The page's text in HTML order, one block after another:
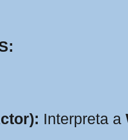
Interpreta a